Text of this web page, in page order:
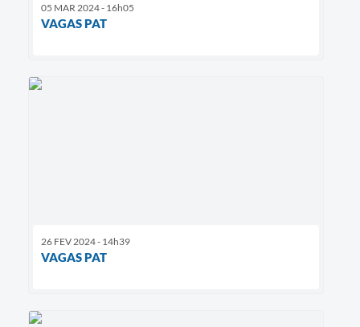
05 MAR 2024 - 16h05
VAGAS PAT
26 FEV 2024 - 14h39
VAGAS PAT